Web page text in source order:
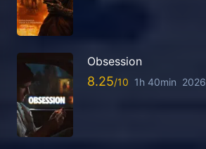
Obsession
8.25 1h 40min 2026